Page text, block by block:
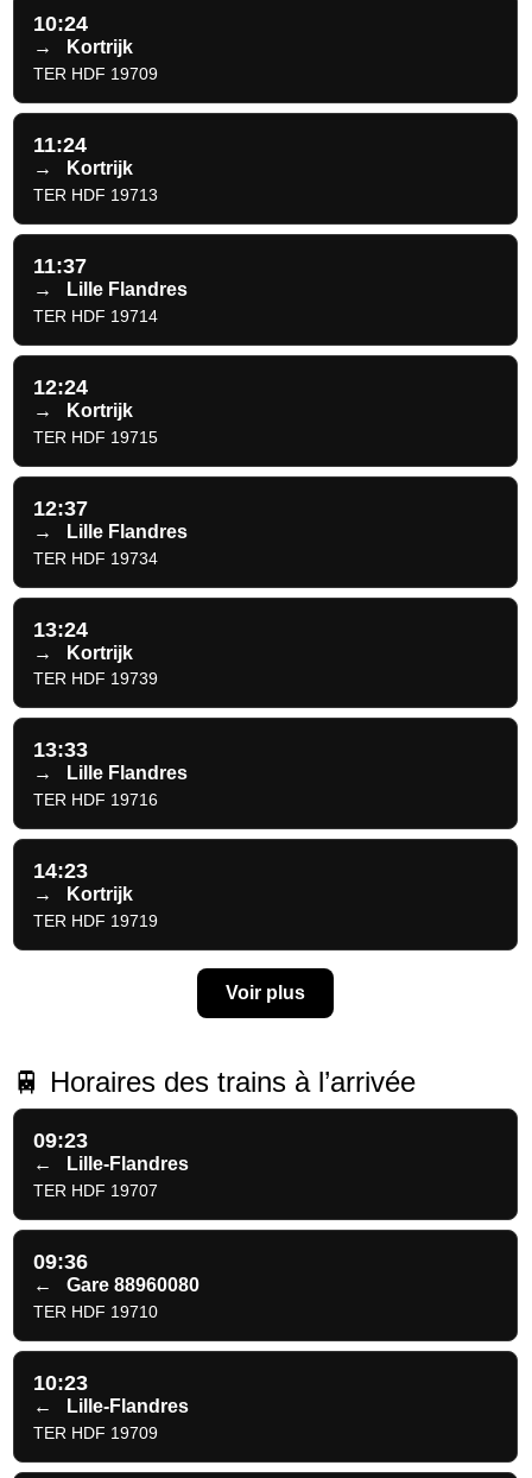
10:24
→ Kortrijk
TER HDF 19709
11:24
→ Kortrijk
TER HDF 19713
11:37
→ Lille Flandres
TER HDF 19714
12:24
→ Kortrijk
TER HDF 19715
12:37
→ Lille Flandres
TER HDF 19734
13:24
→ Kortrijk
TER HDF 19739
13:33
→ Lille Flandres
TER HDF 19716
14:23
→ Kortrijk
TER HDF 19719
Voir plus
🚆 Horaires des trains à l’arrivée
09:23
← Lille-Flandres
TER HDF 19707
09:36
← Gare 88960080
TER HDF 19710
10:23
← Lille-Flandres
TER HDF 19709